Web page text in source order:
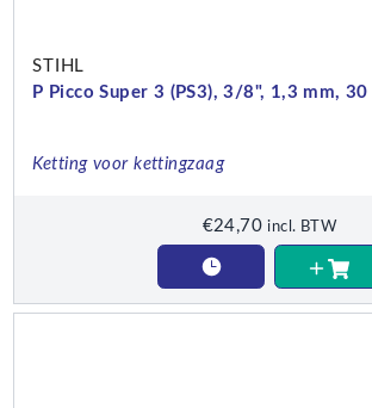
STIHL
P Picco Super 3 (PS3), 3/8", 1,3 mm, 30
Ketting voor kettingzaag
€24,70 incl. BTW